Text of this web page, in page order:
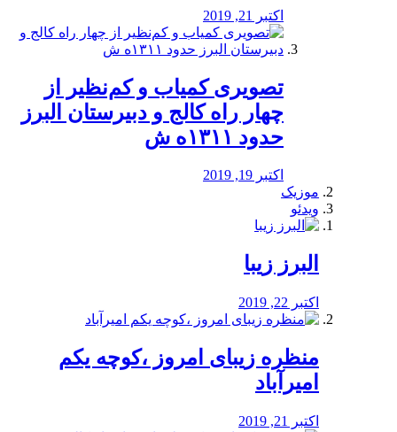
اکتبر 21, 2019
️تصویری کمیاب و کم‌نظیر از
چهار راه كالج و دبيرستان البرز
حدود ۱۳۱۱ه ش
اکتبر 19, 2019
موزیک
ویدئو
البرز زیبا
اکتبر 22, 2019
منظره‌‌ زیبای امروز ،کوچه یکم
امیرآباد
اکتبر 21, 2019